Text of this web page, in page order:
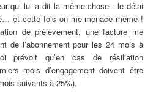
qui lui a dit la même chose : le délai
et cette fois on me menace même !
de prélèvement, une facture me
de l’abonnement pour les 24 mois à
prévoit qu’en cas de résiliation
mois d’engagement doivent être
suivants à 25%).